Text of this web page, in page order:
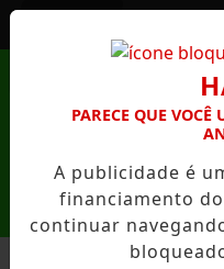
PRÁTICAS
PARECE QUE
A publicidade é
financiamento
continuar